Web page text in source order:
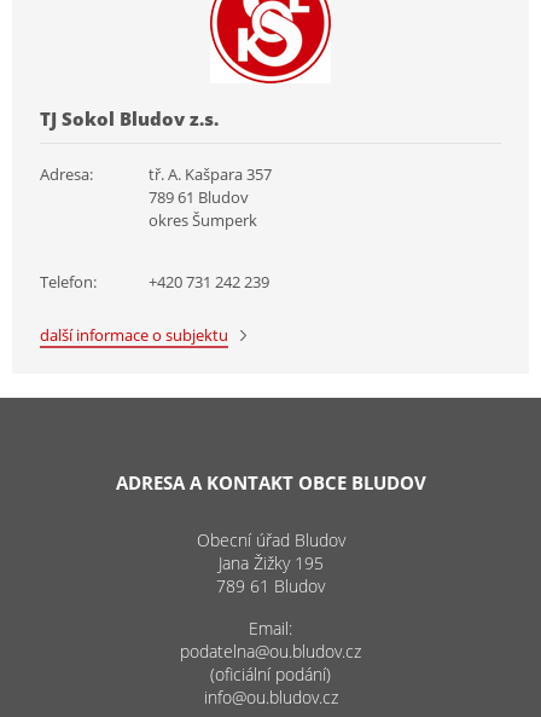
TJ Sokol Bludov z.s.
Adresa:
tř. A. Kašpara 357
789 61 Bludov
okres Šumperk
Telefon: +420 731 242 239
další informace o subjektu
ADRESA A KONTAKT OBCE BLUDOV
Obecní úřad Bludov
Jana Žižky 195
789 61 Bludov
Email:
podatelna@ou.bludov.cz
(oficiální podání)
info@ou.bludov.cz